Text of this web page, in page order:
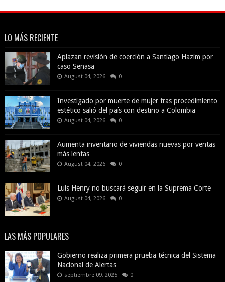
LO MÁS RECIENTE
Aplazan revisión de coerción a Santiago Hazim por
caso Senasa
August 04, 2026 0
Investigado por muerte de mujer tras procedimiento
estético salió del país con destino a Colombia
August 04, 2026 0
Aumenta inventario de viviendas nuevas por ventas
más lentas
August 04, 2026 0
Luis Henry no buscará seguir en la Suprema Corte
August 04, 2026 0
LAS MÁS POPULARES
Gobierno realiza primera prueba técnica del Sistema
Nacional de Alertas
septiembre 09, 2025 0